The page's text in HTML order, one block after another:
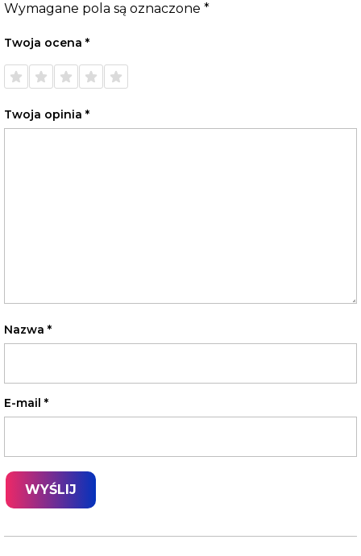
Wymagane pola są oznaczone *
Twoja ocena *
1 z 5
gwiazdek
2 z 5
gwiazdek
3 z 5
gwiazdek
4 z 5
gwiazdek
5 z 5
gwiazdek
Twoja opinia *
Nazwa *
E-mail *